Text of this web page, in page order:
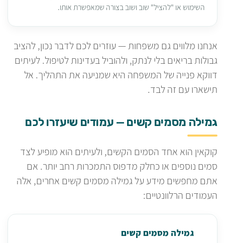
השימוש או "להציל" שוב ושוב בצורה שמאפשרת אותו.
אנחנו מלווים גם משפחות — עוזרים לכם לדבר נכון, להציב
גבולות בריאים בלי לנתק, ולהוביל בעדינות לטיפול. לעיתים
דווקא פנייה של המשפחה היא שמניעה את התהליך. אל
תישארו עם זה לבד.
גמילה מסמים קשים — עמודים שיעזרו לכם
קוקאין הוא אחד הסמים הקשים, ולעיתים הוא מופיע לצד
סמים נוספים או כחלק מדפוס התמכרות רחב יותר. אם
אתם מחפשים מידע על גמילה מסמים קשים אחרים, אלה
העמודים הרלוונטיים:
גמילה מסמים קשים